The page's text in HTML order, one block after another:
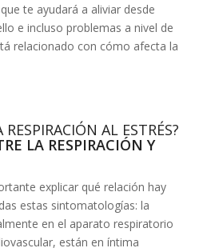
te ayudará a aliviar desde
e incluso problemas a nivel de
relacionado con cómo afecta la
AL ESTRÉS?
LA RESPIRACIÓN Y
explicar qué relación hay
estas sintomatologías: la
en el aparato respiratorio
están en íntima